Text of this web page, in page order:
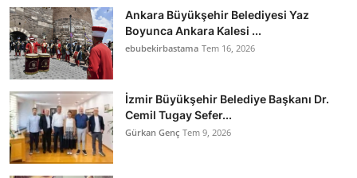
Ankara Büyükşehir Belediyesi Yaz
Boyunca Ankara Kalesi ...
ebubekirbastama Tem 16, 2026
İzmir Büyükşehir Belediye Başkanı Dr.
Cemil Tugay Sefer...
Gürkan Genç Tem 9, 2026